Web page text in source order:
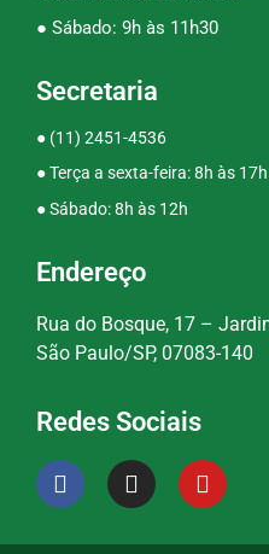
● Sábado: 9h às 11h30
Secretaria
● (11) 2451-4536
● Terça a sexta-feira: 8h às 17h
● Sábado: 8h às 12h
Endereço
Rua do Bosque, 17 –
São Paulo/SP, 07083-140
Redes Sociais